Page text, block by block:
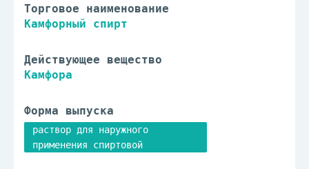
Торговое наименование
Камфорный спирт
Действующее вещество
Камфора
Форма выпуска
раствор для наружного
применения спиртовой